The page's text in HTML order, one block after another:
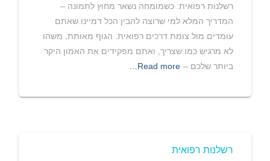
רשלנות רפואית: כשמומחה נשאר מחוץ לתמונה –
המדריך המלא למי שרוצה להבין הכל דמיינו שאתם
עומדים מול צומת דרכים רפואית. הגוף מאותת, משהו
לא מרגיש כמו שצריך, ואתם מפקידים את האמון היקר
ביותר שלכם – Read more…
רשלנות רפואית